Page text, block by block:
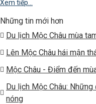
Xem tiếp...
Những tin mới hơn
Du lịch Mộc Châu mùa
Lên Mộc Châu hái mận
Mộc Châu - Điểm đến
Du lịch Mộc Châu:
nóng